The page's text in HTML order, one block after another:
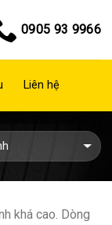
0905 93 9966
Liên hệ
khá cao. Dòng